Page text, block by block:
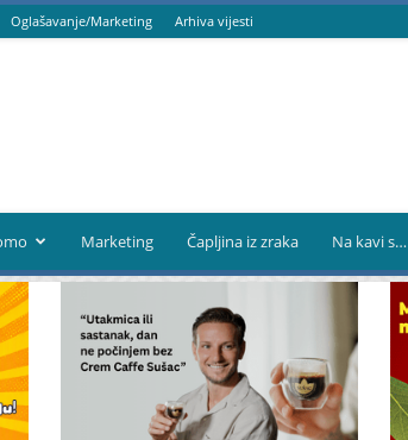
Oglašavanje/Marketing Arhiva vijesti
Marketing Čapljina iz zraka Na kavi s…